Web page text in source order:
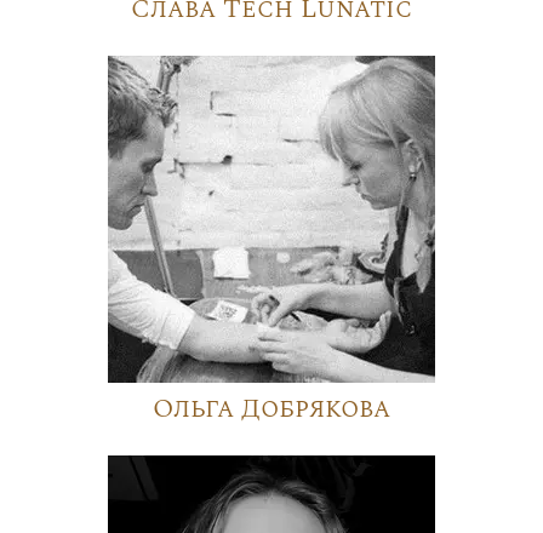
Слава Tech Lunatic
Ольга Добрякова